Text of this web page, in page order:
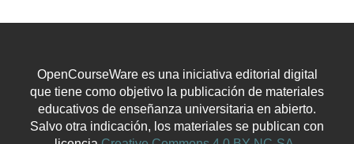
OpenCourseWare es una iniciativa editorial digital
que tiene como objetivo la publicación de materiales
educativos de enseñanza universitaria en abierto.
Salvo otra indicación, los materiales se publican con